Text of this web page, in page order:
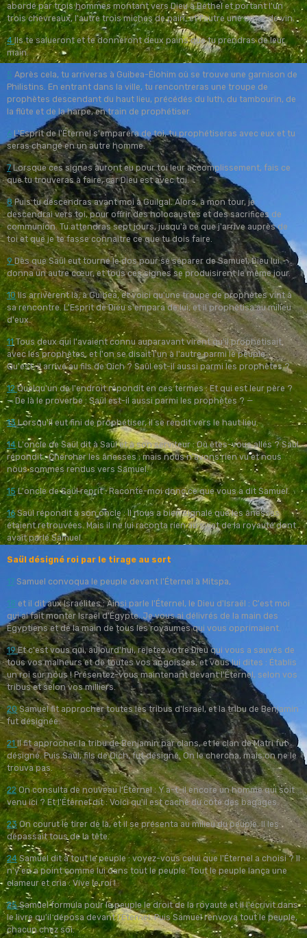
abordé par trois hommes montant vers Dieu à Béthel et portant l'un
trois chevreaux, l'autre trois miches de pain, et l'autre une outre de vin.
4Ils te salueront et te donneront deux pains que tu prendras de leur
main.
5 Après cela, tu arriveras à Guibea-Élohim où se trouve une garnison de
Philistins. En entrant dans la ville, tu rencontreras une troupe de
prophètes descendant du haut lieu, précédés du luth, du tambourin, de
la flûte et de la harpe, en train de prophétiser.
6 L'Esprit de l'Éternel s'emparera de toi, tu prophétiseras avec eux et tu
seras changé en un autre homme.
7Lorsque ces signes auront eu pour toi leur accomplissement, fais ce
que tu trouveras à faire, car Dieu est avec toi.
8Puis tu descendras avant moi à Guilgal. Alors, à mon tour, je
descendrai vers toi, pour offrir des holocaustes et des sacrifices de
communion. Tu attendras sept jours, jusqu'à ce que j'arrive auprès de
toi et que je te fasse connaître ce que tu dois faire.
9Dès que Saül eut tourné le dos pour se séparer de Samuel, Dieu lui
donna un autre cœur, et tous ces signes se produisirent le même jour.
10Ils arrivèrent là, à Guibea, et voici qu'une troupe de prophètes vint à
sa rencontre. L'Esprit de Dieu s'empara de lui, et il prophétisa au milieu
d'eux.
11Tous deux qui l'avaient connu auparavant virent qu'il prophétisait
avec les prophètes, et l'on se disait l'un à l'autre parmi le peuple :
Qu'est-il arrivé au fils de Qich ? Saül est-il aussi parmi les prophètes ?
12Quelqu'un de l'endroit répondit en ces termes : Et qui est leur père ?
— De là le proverbe : Saül est-il aussi parmi les prophètes ? —
13Lorsqu'il eut fini de prophétiser, il se rendit vers le haut lieu.
14 L'oncle de Saül dit à Saül et à son serviteur : Où êtes-vous allés ? Saül
répondit : Chercher les ânesses ; mais nous n'avons rien vu et nous
nous sommes rendus vers Samuel.
15L'oncle de Saül reprit : Raconte-moi donc ce que vous a dit Samuel.
16Saül répondit à son oncle : Il nous a bien signalé que les ânesses
étaient retrouvées. Mais il ne lui raconta rien au sujet de la royauté dont
avait parlé Samuel.
Saül désigné roi par le tirage au sort
17 Samuel convoqua le peuple devant l'Éternel à Mitspa,
18 et il dit aux Israélites : Ainsi parle l'Éternel, le Dieu d'Israël : C'est moi
qui ai fait monter Israël d'Égypte. Je vous ai délivrés de la main des
Égyptiens et de la main de tous les royaumes qui vous opprimaient.
19Et c'est vous qui, aujourd'hui, rejetez votre Dieu qui vous a sauvés de
tous vos malheurs et de toutes vos angoisses, et vous lui dites : Établis
un roi sur nous ! Présentez-vous maintenant devant l'Éternel, selon vos
tribus et selon vos milliers.
20Samuel fit approcher toutes les tribus d'Israël, et la tribu de Benjamin
fut désignée.
21Il fit approcher la tribu de Benjamin par clans, et le clan de Matri fut
désigné. Puis Saül, fils de Qich, fut désigné. On le chercha, mais on ne le
trouva pas.
22On consulta de nouveau l'Éternel : Y a-t-il encore un homme qui soit
venu ici ? Et l'Éternel dit : Voici qu'il est caché du côté des bagages.
23On courut le tirer de là, et il se présenta au milieu du peuple. Il les
dépassait tous de la tête.
24Samuel dit à tout le peuple : voyez-vous celui que l'Éternel a choisi ? Il
n'y en a point comme lui dans tout le peuple. Tout le peuple lança une
clameur et cria : Vive le roi !
25Samuel formula pour le peuple le droit de la royauté et il l'écrivit dans
le livre qu'il déposa devant l'Éternel. Puis Samuel renvoya tout le peuple,
chacun chez soi.